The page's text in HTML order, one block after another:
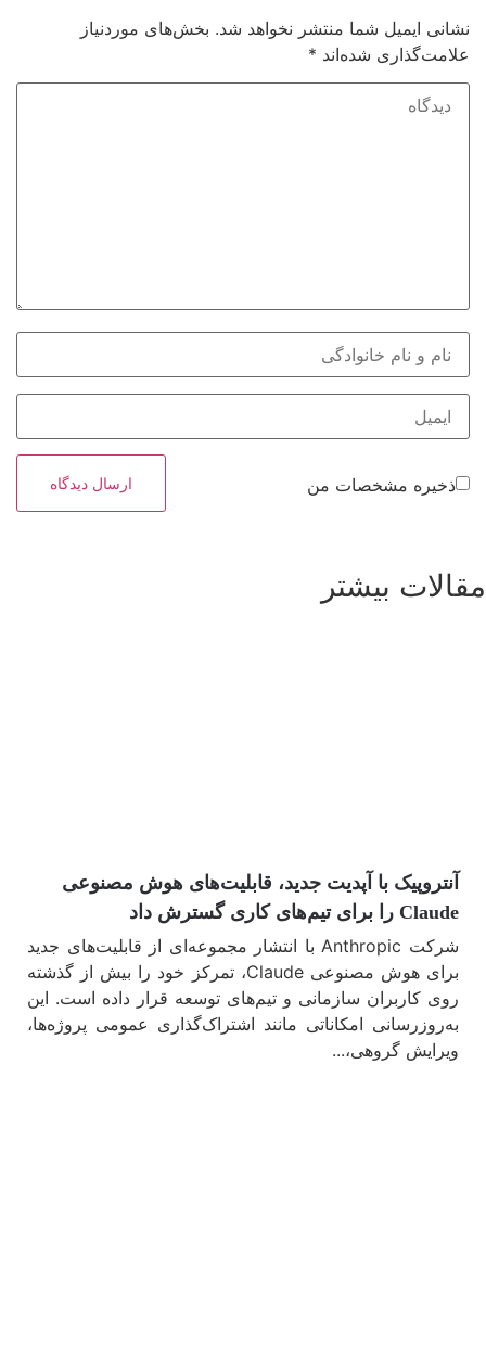
نشانی ایمیل شما منتشر نخواهد شد. بخش‌های موردنیاز
علامت‌گذاری شده‌اند *
ذخیره مشخصات من
مقالات بیشتر
آنتروپیک با آپدیت جدید، قابلیت‌های هوش مصنوعی
Claude را برای تیم‌های کاری گسترش داد
شرکت Anthropic با انتشار مجموعه‌ای از قابلیت‌های جدید
برای هوش مصنوعی Claude، تمرکز خود را بیش از گذشته
روی کاربران سازمانی و تیم‌های توسعه قرار داده است. این
به‌روزرسانی امکاناتی مانند اشتراک‌گذاری عمومی پروژه‌ها،
ویرایش گروهی،...